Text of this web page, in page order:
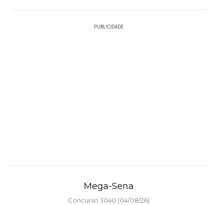
PUBLICIDADE
Mega-Sena
Concurso 3040 (04/08/26)